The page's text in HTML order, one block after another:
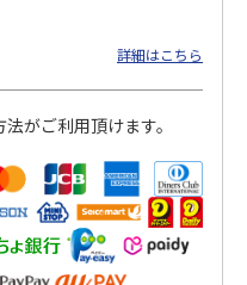
詳細はこちら
がご利用頂けます。